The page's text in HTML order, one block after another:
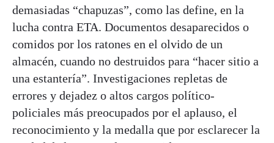
demasiadas “chapuzas”, como las define, en la
lucha contra ETA. Documentos desaparecidos o
comidos por los ratones en el olvido de un
almacén, cuando no destruidos para “hacer sitio a
una estantería”. Investigaciones repletas de
errores y dejadez o altos cargos político-
policiales más preocupados por el aplauso, el
reconocimiento y la medalla que por esclarecer la